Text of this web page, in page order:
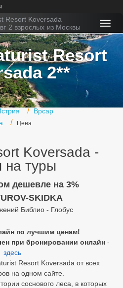
Resort Koversada
2 взрослых из Москвы
Resort
2**
Врсар
Цена
Koversada -
на туры
дешевле на 3%
SKIDKA
Библио - Глобус
по лучшим ценам!
при бронировании онлайн -
здесь
Resort Koversada от всех
на одном сайте.
соснового леса, в которых